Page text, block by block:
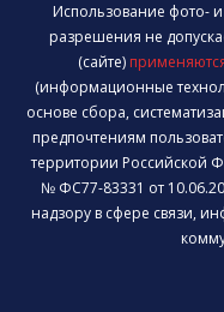
Использование фото-
разрешения не
(сайте)
(информационные
основе сбора,
предпочтениям
территории Российской
№ ФС77-83331 от
надзору в сфере связи,